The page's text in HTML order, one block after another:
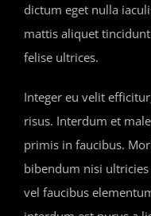
dictum eget nulla
mattis aliquet
felise ultrices.
Integer eu velit
risus. Interdum et
primis in faucibus.
bibendum nisi
vel faucibus